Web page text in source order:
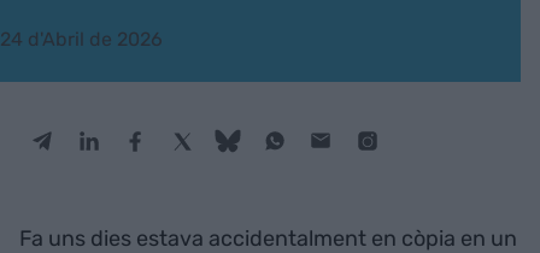
24 d'Abril de 2026
Fa uns dies estava accidentalment en còpia en un